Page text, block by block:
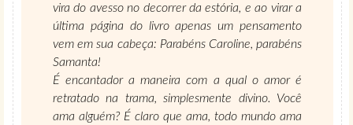
vira do avesso no decorrer da estória, e ao virar a
última página do livro apenas um pensamento
vem em sua cabeça: Parabéns Caroline, parabéns
Samanta!
É encantador a maneira com a qual o amor é
retratado na trama, simplesmente divino. Você
ama alguém? É claro que ama, todo mundo ama